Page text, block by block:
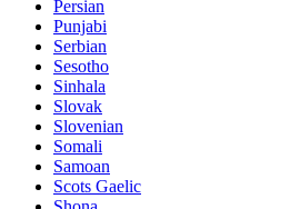
Persian
Punjabi
Serbian
Sesotho
Sinhala
Slovak
Slovenian
Somali
Samoan
Scots Gaelic